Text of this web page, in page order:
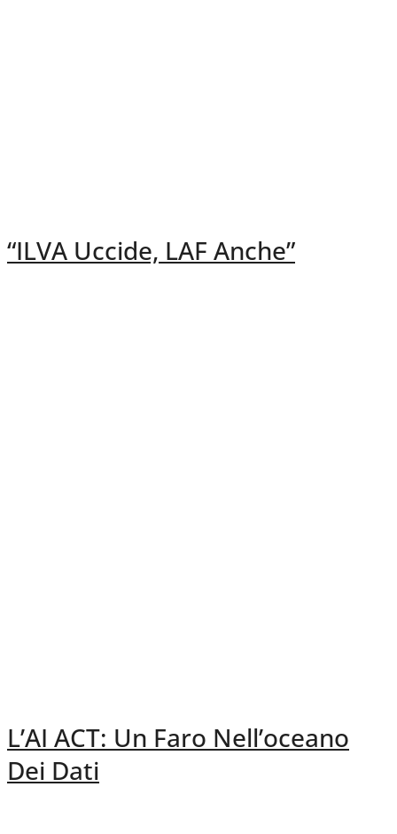
“ILVA Uccide, LAF Anche”
L’AI ACT: Un Faro Nell’oceano
Dei Dati